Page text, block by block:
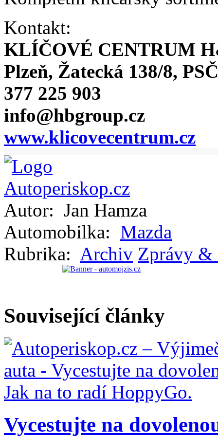
Kontakt:
KLÍČOVÉ CENTRUM
Plzeň, Žatecká 138/8,
377 225 903
info@hbgroup.cz
www.klicovecentrum.cz
Autor: Jan Hamza
Automobilka: Mazda
Rubrika: Archiv Zprávy &
Související články
Vycestujte na